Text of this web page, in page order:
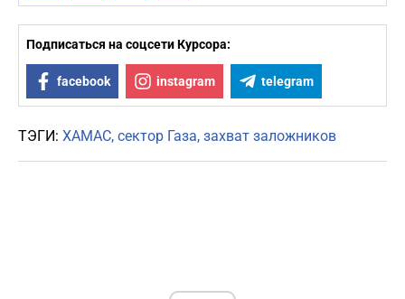
Подписаться на соцсети Курсора:
facebook instagram telegram
ТЭГИ: ХАМАС сектор Газа захват заложников